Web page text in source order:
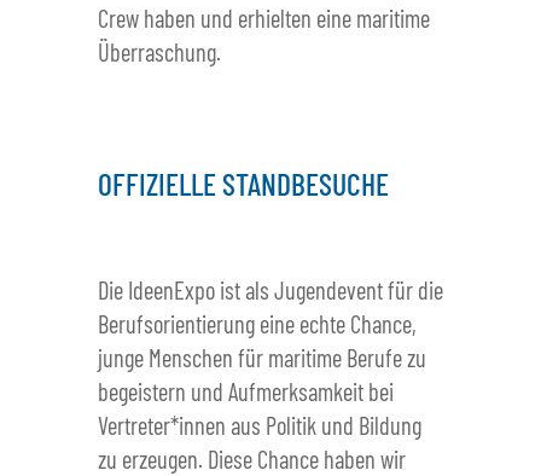
Crew haben und erhielten eine maritime
Überraschung.
OFFIZIELLE STANDBESUCHE
Die IdeenExpo ist als Jugendevent für die
Berufsorientierung eine echte Chance,
junge Menschen für maritime Berufe zu
begeistern und Aufmerksamkeit bei
Vertreter*innen aus Politik und Bildung
zu erzeugen. Diese Chance haben wir